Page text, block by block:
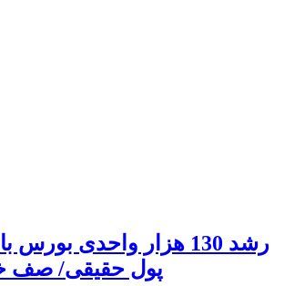
پول حقیقی/ صف خرید